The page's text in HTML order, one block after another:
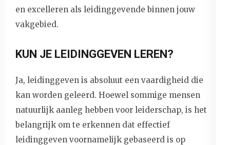
en excelleren als leidinggevende binnen jouw
vakgebied.
KUN JE LEIDINGGEVEN LEREN?
Ja, leidinggeven is absoluut een vaardigheid die
kan worden geleerd. Hoewel sommige mensen
natuurlijk aanleg hebben voor leiderschap, is het
belangrijk om te erkennen dat effectief
leidinggeven voornamelijk gebaseerd is op